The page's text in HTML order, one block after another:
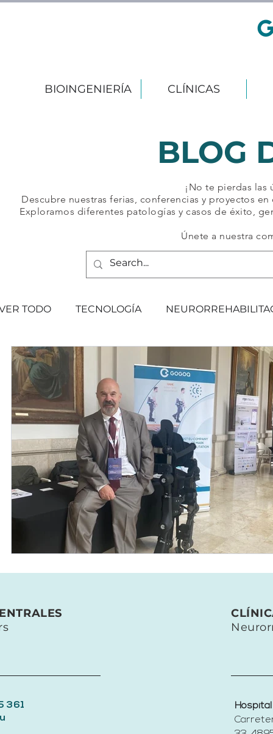
BIOINGENIERÍA CLÍNICAS
BLOG
¡No te pierdas
Descubre nuestras ferias, conferencias y proyectos
Exploramos diferentes patologías y casos de éxito,
Únete a nuestra
TODO TECNOLOGÍA
EVENTOS
361